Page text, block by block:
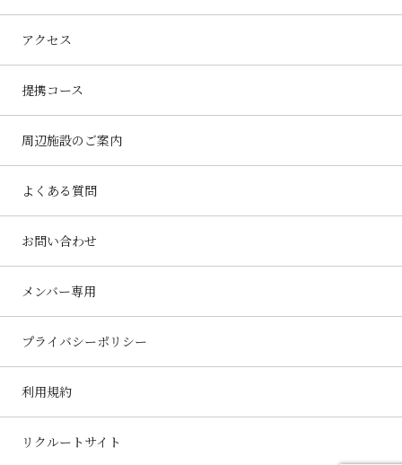
アクセス
提携コース
周辺施設のご案内
よくある質問
お問い合わせ
メンバー専用
プライバシーポリシー
利用規約
リクルートサイト